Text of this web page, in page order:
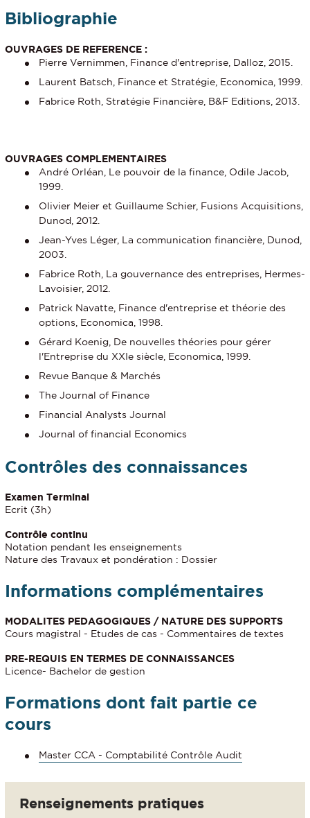
Bibliographie
OUVRAGES DE REFERENCE :
Pierre Vernimmen, Finance d'entreprise, Dalloz, 2015.
Laurent Batsch, Finance et Stratégie, Economica, 1999.
Fabrice Roth, Stratégie Financière, B&F Editions, 2013.
OUVRAGES COMPLEMENTAIRES
André Orléan, Le pouvoir de la finance, Odile Jacob,
1999.
Olivier Meier et Guillaume Schier, Fusions Acquisitions,
Dunod, 2012.
Jean-Yves Léger, La communication financière, Dunod,
2003.
Fabrice Roth, La gouvernance des entreprises, Hermes-
Lavoisier, 2012.
Patrick Navatte, Finance d'entreprise et théorie des
options, Economica, 1998.
Gérard Koenig, De nouvelles théories pour gérer
l'Entreprise du XXIe siècle, Economica, 1999.
Revue Banque & Marchés
The Journal of Finance
Financial Analysts Journal
Journal of financial Economics
Contrôles des connaissances
Examen Terminal
Ecrit (3h)
Contrôle continu
Notation pendant les enseignements
Nature des Travaux et pondération : Dossier
Informations complémentaires
MODALITES PEDAGOGIQUES / NATURE DES SUPPORTS
Cours magistral - Etudes de cas - Commentaires de textes
PRE-REQUIS EN TERMES DE CONNAISSANCES
Licence- Bachelor de gestion
Formations dont fait partie ce
cours
Master CCA - Comptabilité Contrôle Audit
Renseignements pratiques